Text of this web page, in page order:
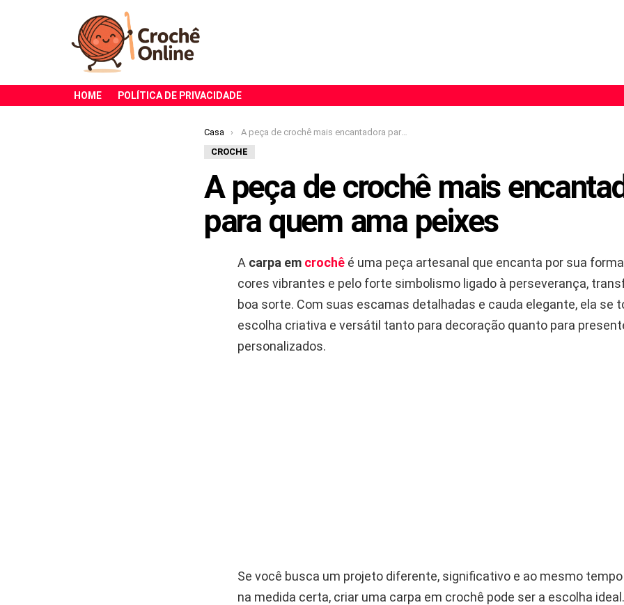
HOME POLÍTICA DE PRIVACIDADE
Você está aqui:
Casa
A peça de crochê mais encantadora para quem ama peixes
CROCHE
A peça de crochê mais
para quem ama peixes
A carpa em crochê é uma peça artesanal que encanta por sua
cores vibrantes e pelo forte simbolismo ligado à perseverança,
boa sorte. Com suas escamas detalhadas e cauda elegante, ela se
escolha criativa e versátil tanto para decoração quanto para
personalizados.
Se você busca um projeto diferente, significativo e ao mesmo
na medida certa, criar uma carpa em crochê pode ser a escolha